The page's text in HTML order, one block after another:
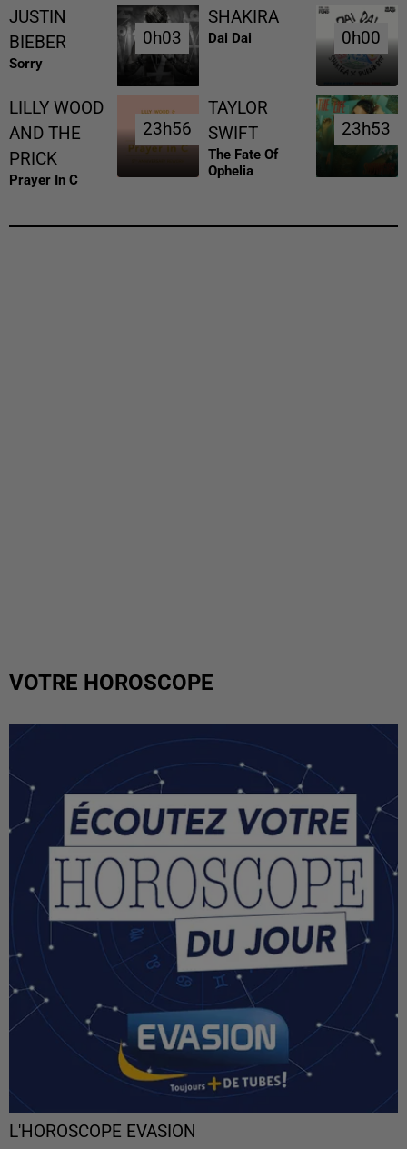
JUSTIN
BIEBER
Sorry
0h03
0h03
SHAKIRA
Dai Dai 0h00
0h00
LILLY WOOD
AND THE
PRICK
Prayer In C
23h56
23h56
TAYLOR
SWIFT
The Fate Of
Ophelia
23h53
23h53
VOTRE HOROSCOPE
L'HOROSCOPE EVASION